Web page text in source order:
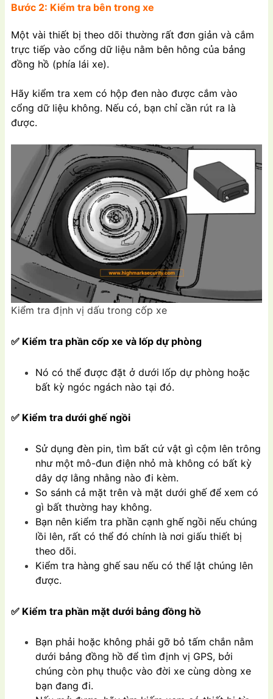
Bước 2: Kiểm tra bên trong xe
Một vài thiết bị theo dõi thường rất đơn giản và cắm
trực tiếp vào cổng dữ liệu nằm bên hông của bảng
đồng hồ (phía lái xe).
Hãy kiểm tra xem có hộp đen nào được cắm vào
cổng dữ liệu không. Nếu có, bạn chỉ cần rút ra là
được.
Kiểm tra định vị dấu trong cốp xe
✅ Kiểm tra phần cốp xe và lốp dự phòng
Nó có thể được đặt ở dưới lốp dự phòng hoặc
bất kỳ ngóc ngách nào tại đó.
✅ Kiểm tra dưới ghế ngồi
Sử dụng đèn pin, tìm bất cứ vật gì cộm lên trông
như một mô-đun điện nhỏ mà không có bất kỳ
dây dợ lằng nhằng nào đi kèm.
So sánh cả mặt trên và mặt dưới ghế để xem có
gì bất thường hay không.
Bạn nên kiểm tra phần cạnh ghế ngồi nếu chúng
lồi lên, rất có thể đó chính là nơi giấu thiết bị
theo dõi.
Kiểm tra hàng ghế sau nếu có thể lật chúng lên
được.
✅ Kiểm tra phần mặt dưới bảng đồng hồ
Bạn phải hoặc không phải gỡ bỏ tấm chắn nằm
dưới bảng đồng hồ để tìm định vị GPS, bởi
chúng còn phụ thuộc vào đời xe cùng dòng xe
bạn đang đi.